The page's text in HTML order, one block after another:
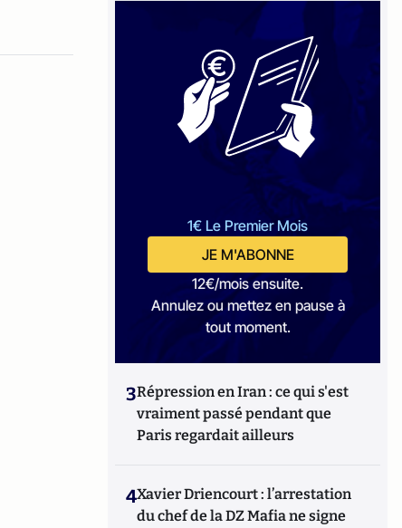
1€ Le Premier Mois
JE M'ABONNE
12€/mois ensuite.
Annulez ou mettez en pause à
tout moment.
3Répression en Iran : ce qui s'est
vraiment passé pendant que
Paris regardait ailleurs
4Xavier Driencourt : l’arrestation
du chef de la DZ Mafia ne signe